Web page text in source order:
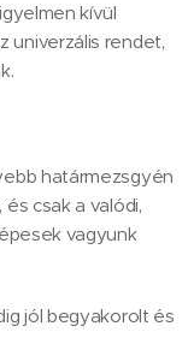
kívül
univerzális rendet,
határmezsgyén
csak a valódi,
vagyunk
jól begyakorolt és